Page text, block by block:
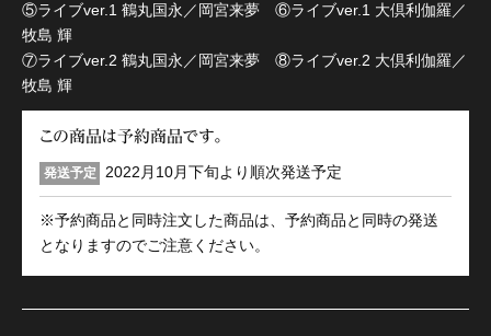
⑤ライブver.1 鶴丸国永／岡宮来夢 ⑥ライブver.1 大倶利伽羅／
牧島 輝
⑦ライブver.2 鶴丸国永／岡宮来夢 ⑧ライブver.2 大倶利伽羅／
牧島 輝
この商品は予約商品です。
発送予定 2022月10月下旬より順次発送予定
※予約商品と同時注文した商品は、予約商品と同時の発送
となりますのでご注意ください。